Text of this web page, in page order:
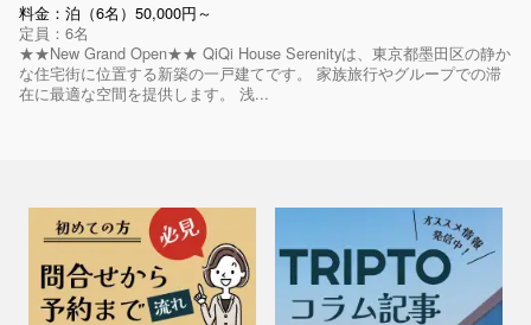
料金：泊（6名）50,000円～
定員：6名
★★New Grand Open★★ QiQi House Serenityは、東京都墨田区の静か
な住宅街に位置する新築の一戸建てです。 家族旅行やグループでの滞
在に最適な空間を提供します。 浅...